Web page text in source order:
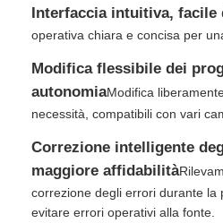
Notizie
Chiedi un preventivo
Sfere magnetiche per
Kit di estrazione di DNA /
Interfaccia intuitiva, facile
operativa chiara e concisa per
Modifica flessibile dei
autonomiaModifica
necessità, compatibili con vari
Correzione intelligente
maggiore affidabilità
correzione degli errori durante la
evitare errori operativi alla fonte.